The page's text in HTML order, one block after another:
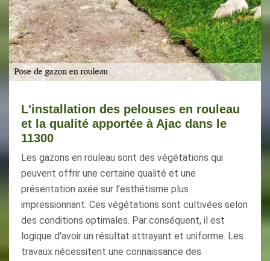
L'installation des pelouses en rouleau
et la qualité apportée à Ajac dans le
11300
Les gazons en rouleau sont des végétations qui
peuvent offrir une certaine qualité et une
présentation axée sur l'esthétisme plus
impressionnant. Ces végétations sont cultivées selon
des conditions optimales. Par conséquent, il est
logique d'avoir un résultat attrayant et uniforme. Les
travaux nécessitent une connaissance des